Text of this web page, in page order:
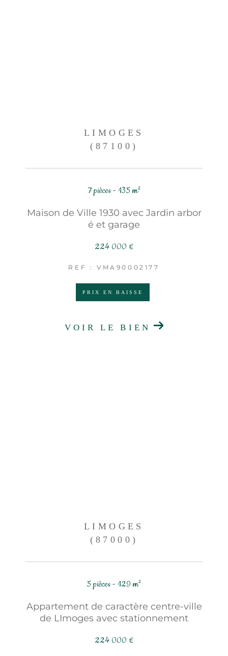
LIMOGES
(87100)
7 pièces - 135 m²
Maison de Ville 1930 avec Jardin arbor
é et garage
224 000 €
REF : VMA90002177
PRIX EN BAISSE
VOIR LE BIEN
LIMOGES
(87000)
5 pièces - 129 m²
Appartement de caractère centre-ville
de LImoges avec stationnement
224 000 €